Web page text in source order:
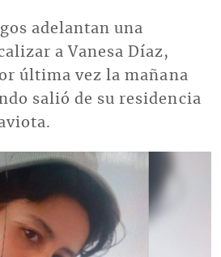
adelantan una
a Vanesa Díaz,
última vez la mañana
salió de su residencia